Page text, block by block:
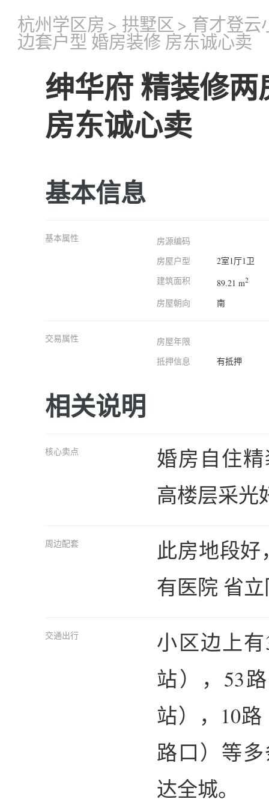
杭州学区房 > 拱墅区 > 育才登云
边套户型 婚房装修 房东诚心卖
绅华府 精装修
房东诚心卖
基本信息
基本属性
房源编码
房屋户型
2室1厅1卫
建筑面积
89.21 m2
房屋朝向 南
交易属性
房屋年限
抵押信息
有抵押
相关说明
核心卖点
婚房自住
高楼层采光
周边配套
此房地段
有医院 省
交通出行
小区边上
站），53
站），10
路口）等
达全城。